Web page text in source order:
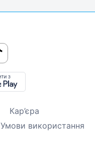
Кар’єра
Умови використання